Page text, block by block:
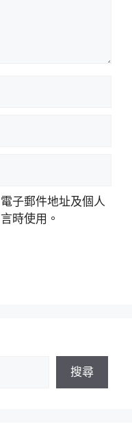
子郵件地址及個人
時使用。
搜尋